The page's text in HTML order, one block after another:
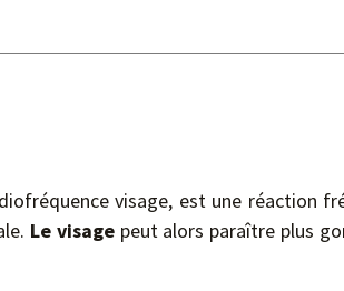
visage, est une réaction
Le visagepeut alors paraître plus